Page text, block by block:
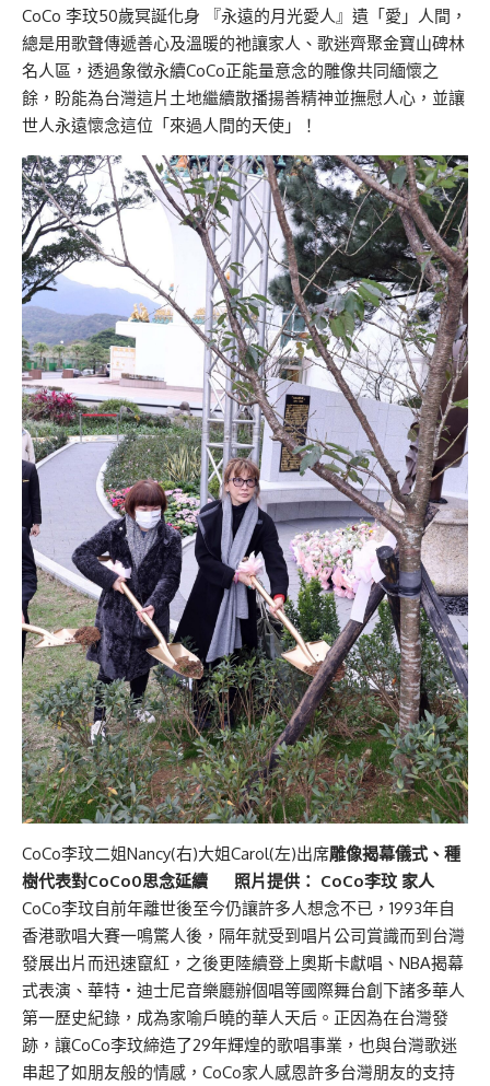
CoCo 李玟50歲冥誕化身 『永遠的月光愛人』遺「愛」人間，
總是用歌聲傳遞善心及溫暖的祂讓家人、歌迷齊聚金寶山碑林
名人區，透過象徵永續CoCo正能量意念的雕像共同緬懷之
餘，盼能為台灣這片土地繼續散播揚善精神並撫慰人心，並讓
世人永遠懷念這位「來過人間的天使」！
CoCo李玟二姐Nancy(右)大姐Carol(左)出席雕像揭幕儀式、種
樹代表對CoCo0思念延續 照片提供： CoCo李玟 家人
CoCo李玟自前年離世後至今仍讓許多人想念不已，1993年自
香港歌唱大賽一鳴驚人後，隔年就受到唱片公司賞識而到台灣
發展出片而迅速竄紅，之後更陸續登上奧斯卡獻唱、NBA揭幕
式表演、華特‧迪士尼音樂廳辦個唱等國際舞台創下諸多華人
第一歷史紀錄，成為家喻戶曉的華人天后。正因為在台灣發
跡，讓CoCo李玟締造了29年輝煌的歌唱事業，也與台灣歌迷
串起了如朋友般的情感，CoCo家人感恩許多台灣朋友的支持